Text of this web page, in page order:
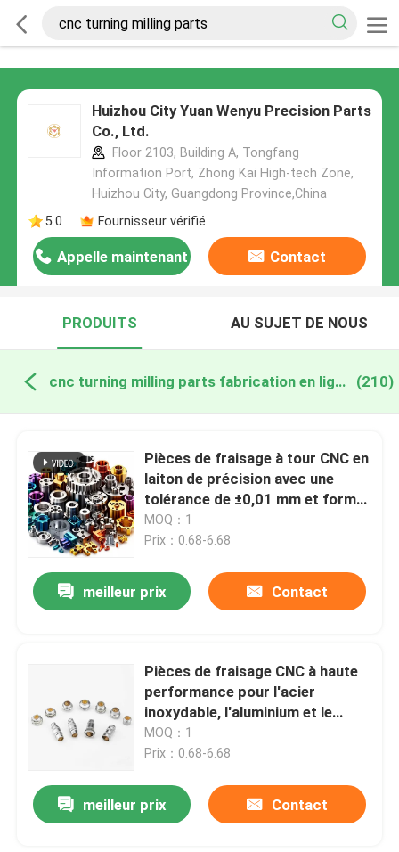
Huizhou City Yuan Wenyu Precision Parts
Co., Ltd.
Floor 2103, Building A, Tongfang
Information Port, Zhong Kai High-tech Zone,
Huizhou City, Guangdong Province,China
5.0
Fournisseur vérifié
Appelle maintenant Contact
PRODUITS AU SUJET DE NOUS
cnc turning milling parts fabrication en ligne (210)
Pièces de fraisage à tour CNC en
laiton de précision avec une
tolérance de ±0,01 mm et format
de dessin IGS
MOQ：1
Prix：0.68-6.68
meilleur prix Contact
Pièces de fraisage CNC à haute
performance pour l'acier
inoxydable, l'aluminium et le
laiton
MOQ：1
Prix：0.68-6.68
meilleur prix Contact